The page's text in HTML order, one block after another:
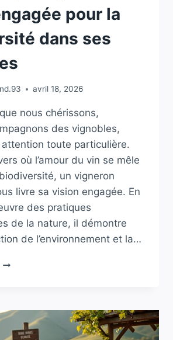
pour la
dans ses
avril 18, 2026
nous chérissons,
des vignobles,
toute particulière.
où l’amour du vin se mêle
un vigneron
livre sa vision engagée. En
des pratiques
de la nature, il démontre
de l’environnement et la…